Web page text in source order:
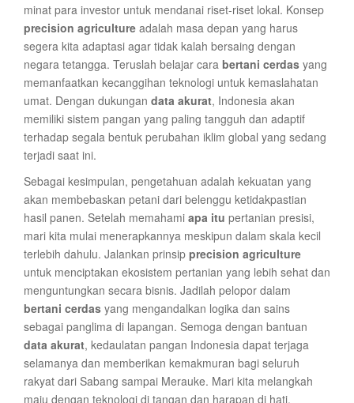
minat para investor untuk mendanai riset-riset lokal. Konsep
precision agriculture adalah masa depan yang harus
segera kita adaptasi agar tidak kalah bersaing dengan
negara tetangga. Teruslah belajar cara bertani cerdas yang
memanfaatkan kecanggihan teknologi untuk kemaslahatan
umat. Dengan dukungan data akurat, Indonesia akan
memiliki sistem pangan yang paling tangguh dan adaptif
terhadap segala bentuk perubahan iklim global yang sedang
terjadi saat ini.
Sebagai kesimpulan, pengetahuan adalah kekuatan yang
akan membebaskan petani dari belenggu ketidakpastian
hasil panen. Setelah memahami apa itu pertanian presisi,
mari kita mulai menerapkannya meskipun dalam skala kecil
terlebih dahulu. Jalankan prinsip precision agriculture
untuk menciptakan ekosistem pertanian yang lebih sehat dan
menguntungkan secara bisnis. Jadilah pelopor dalam
bertani cerdas yang mengandalkan logika dan sains
sebagai panglima di lapangan. Semoga dengan bantuan
data akurat, kedaulatan pangan Indonesia dapat terjaga
selamanya dan memberikan kemakmuran bagi seluruh
rakyat dari Sabang sampai Merauke. Mari kita melangkah
maju dengan teknologi di tangan dan harapan di hati.